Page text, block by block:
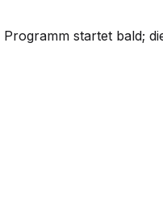
startet bald;